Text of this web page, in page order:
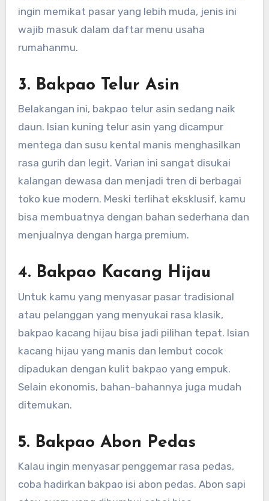
ingin memikat pasar yang lebih muda, jenis ini
wajib masuk dalam daftar menu usaha
rumahanmu.
3. Bakpao Telur Asin
Belakangan ini, bakpao telur asin sedang naik
daun. Isian kuning telur asin yang dicampur
mentega dan susu kental manis menghasilkan
rasa gurih dan legit. Varian ini sangat disukai
kalangan dewasa dan menjadi tren di berbagai
toko kue modern. Meski terlihat eksklusif, kamu
bisa membuatnya dengan bahan sederhana dan
menjualnya dengan harga premium.
4. Bakpao Kacang Hijau
Untuk kamu yang menyasar pasar tradisional
atau pelanggan yang menyukai rasa klasik,
bakpao kacang hijau bisa jadi pilihan tepat. Isian
kacang hijau yang manis dan lembut cocok
dipadukan dengan kulit bakpao yang empuk.
Selain ekonomis, bahan-bahannya juga mudah
ditemukan.
5. Bakpao Abon Pedas
Kalau ingin menyasar penggemar rasa pedas,
coba hadirkan bakpao isi abon pedas. Abon sapi